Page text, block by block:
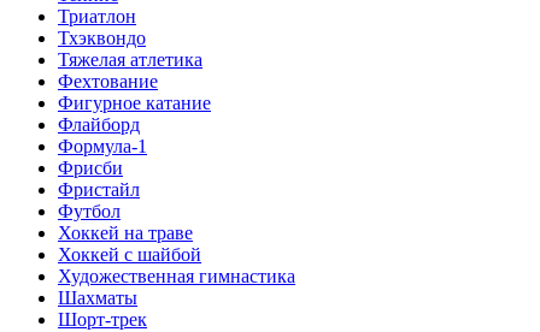
Триатлон
Тхэквондо
Тяжелая атлетика
Фехтование
Фигурное катание
Флайборд
Формула-1
Фрисби
Фристайл
Футбол
Хоккей на траве
Хоккей с шайбой
Художественная гимнастика
Шахматы
Шорт-трек